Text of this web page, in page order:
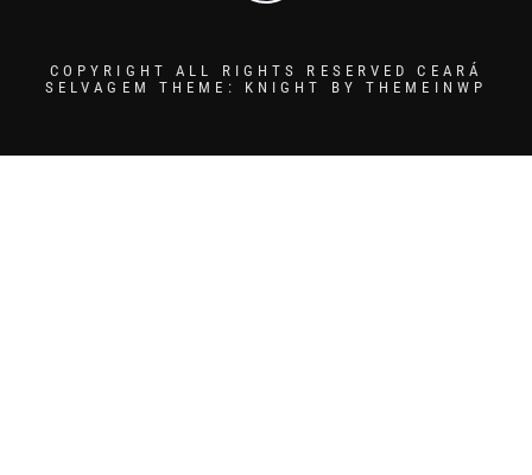
COPYRIGHT ALL RIGHTS RESERVED CEARÁ
SELVAGEM THEME: KNIGHT BYTHEMEINWP